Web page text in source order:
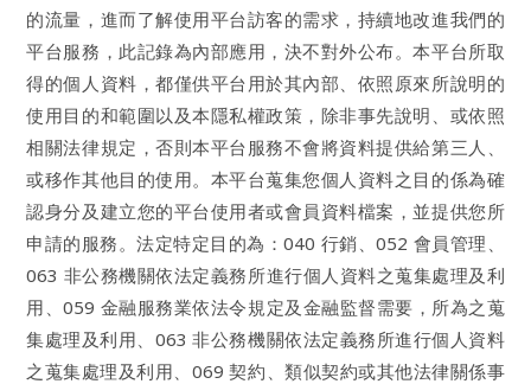
的流量，進而了解使用平台訪客的需求，持續地改進我們的
平台服務，此記錄為內部應用，決不對外公布。本平台所取
得的個人資料，都僅供平台用於其內部、依照原來所說明的
使用目的和範圍以及本隱私權政策，除非事先說明、或依照
相關法律規定，否則本平台服務不會將資料提供給第三人、
或移作其他目的使用。本平台蒐集您個人資料之目的係為確
認身分及建立您的平台使用者或會員資料檔案，並提供您所
申請的服務。法定特定目的為：040 行銷、052 會員管理、
063 非公務機關依法定義務所進行個人資料之蒐集處理及利
用、059 金融服務業依法令規定及金融監督需要，所為之蒐
集處理及利用、063 非公務機關依法定義務所進行個人資料
之蒐集處理及利用、069 契約、類似契約或其他法律關係事